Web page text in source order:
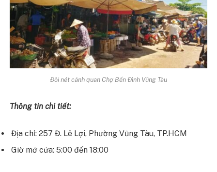
Đôi nét cảnh quan Chợ Bến Đình Vũng Tàu
Thông tin chi tiết:
Địa chỉ: 257 Đ. Lê Lợi, Phường Vũng Tàu, TP.HCM
Giờ mở cửa: 5:00 đến 18:00